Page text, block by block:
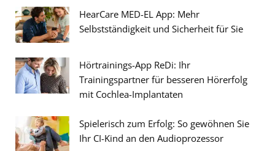
HearCare MED-EL App: Mehr
Selbstständigkeit und Sicherheit für Sie
Hörtrainings-App ReDi: Ihr
Trainingspartner für besseren Hörerfolg
mit Cochlea-Implantaten
Spielerisch zum Erfolg: So gewöhnen Sie
Ihr CI-Kind an den Audioprozessor